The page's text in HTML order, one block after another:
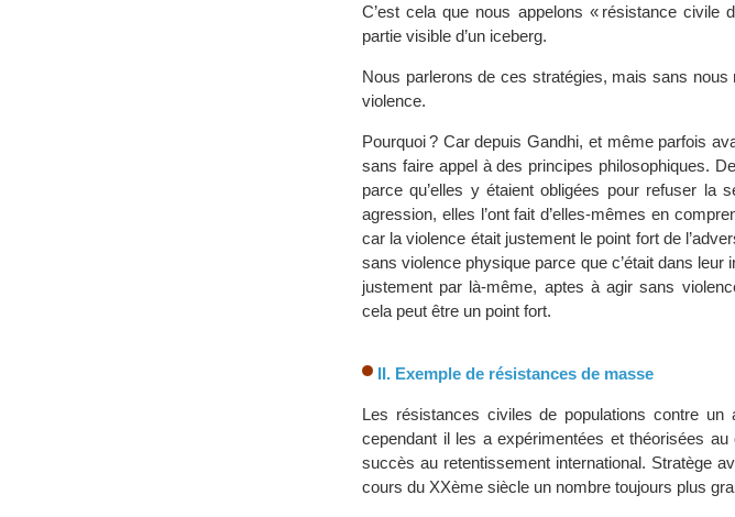
C’est cela que nous appelons « résistance
partie visible d’un iceberg.
Nous parlerons de ces stratégies, mais sans
violence.
Pourquoi ? Car depuis Gandhi, et même parfois
sans faire appel à des principes philosophiques.
parce qu’elles y étaient obligées pour refuser la
agression, elles l’ont fait d’elles-mêmes en
car la violence était justement le point fort de
sans violence physique parce que c’était dans leur
justement par là-même, aptes à agir sans
cela peut être un point fort.
II. Exemple de résistances de masse
Les résistances civiles de populations contre un
cependant il les a expérimentées et théorisées
succès au retentissement international. Stratège
cours du XXème siècle un nombre toujours plus